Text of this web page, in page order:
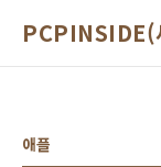
PCPINSIDE(
애플